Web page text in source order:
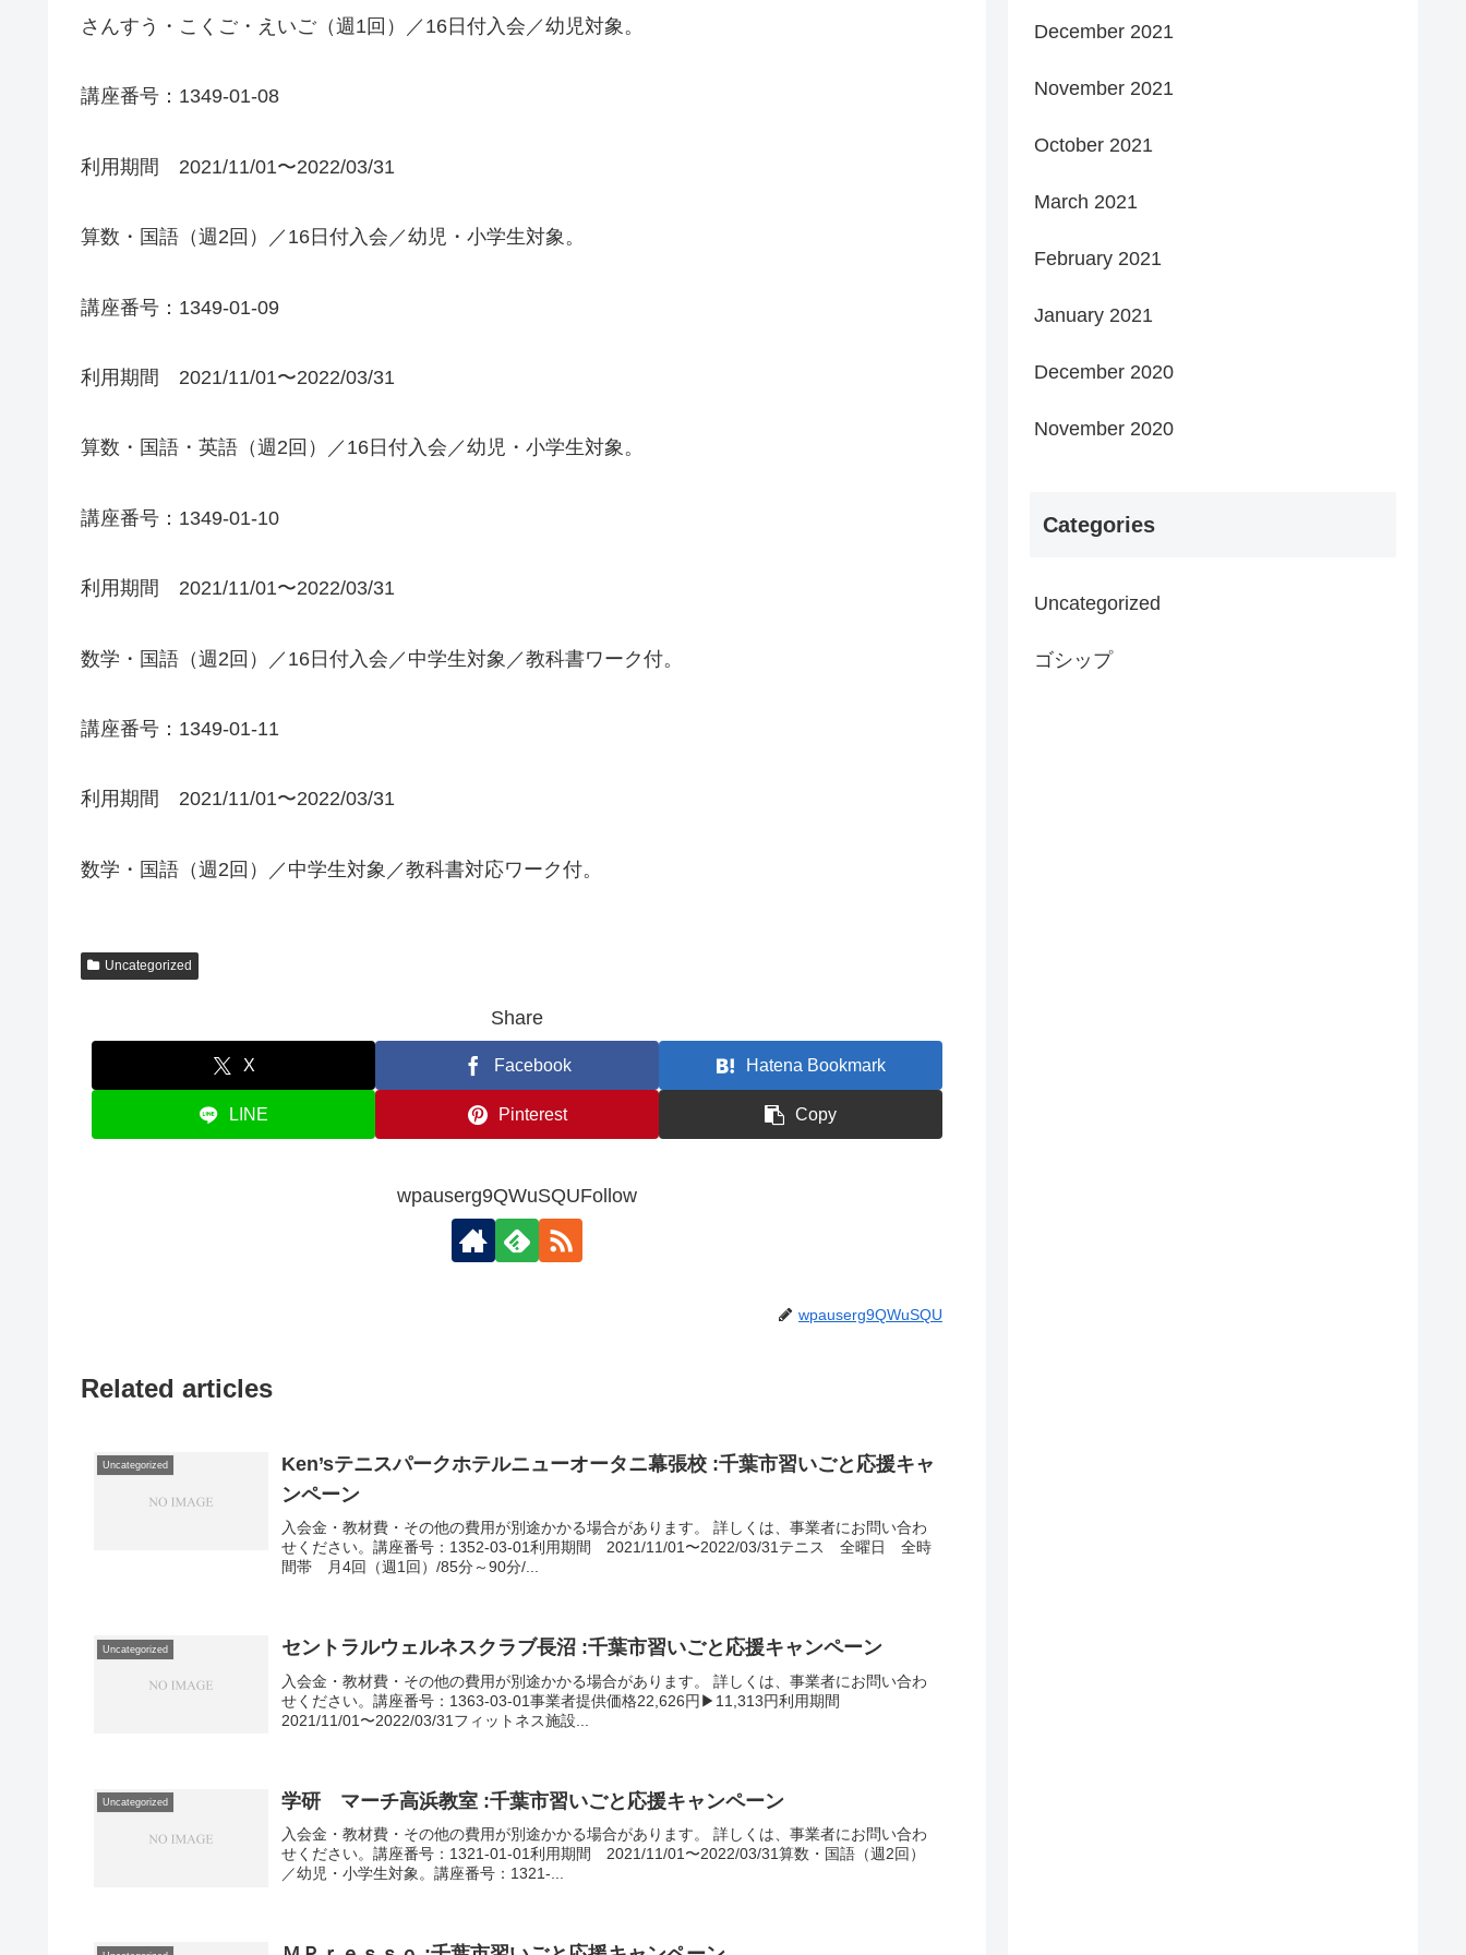
さんすう・こくご・えいご（週1回）／16日付入会／幼児対象。
講座番号：1349-01-08
利用期間 2021/11/01〜2022/03/31
算数・国語（週2回）／16日付入会／幼児・小学生対象。
講座番号：1349-01-09
利用期間 2021/11/01〜2022/03/31
算数・国語・英語（週2回）／16日付入会／幼児・小学生対象。
講座番号：1349-01-10
利用期間 2021/11/01〜2022/03/31
数学・国語（週2回）／16日付入会／中学生対象／教科書ワーク付。
講座番号：1349-01-11
利用期間 2021/11/01〜2022/03/31
数学・国語（週2回）／中学生対象／教科書対応ワーク付。
Uncategorized
Share
X Facebook Hatena Bookmark
LINE Pinterest Copy
wpauserg9QWuSQUFollow
wpauserg9QWuSQU
Related articles
Uncategorized
Ken’sテニスパークホテルニューオータニ幕張校 :千葉市習いごと応援キャ
ンペーン
入会金・教材費・その他の費用が別途かかる場合があります。 詳しくは、事業者にお問い合わ
せください。講座番号：1352-03-01利用期間 2021/11/01〜2022/03/31テニス 全曜日 全時
間帯 月4回（週1回）/85分～90分/...
Uncategorized セントラルウェルネスクラブ長沼 :千葉市習いごと応援キャンペーン
入会金・教材費・その他の費用が別途かかる場合があります。 詳しくは、事業者にお問い合わ
せください。講座番号：1363-03-01事業者提供価格22,626円▶11,313円利用期間
2021/11/01〜2022/03/31フィットネス施設...
Uncategorized 学研 マーチ高浜教室 :千葉市習いごと応援キャンペーン
入会金・教材費・その他の費用が別途かかる場合があります。 詳しくは、事業者にお問い合わ
せください。講座番号：1321-01-01利用期間 2021/11/01〜2022/03/31算数・国語（週2回）
／幼児・小学生対象。講座番号：1321-...
December 2021
November 2021
October 2021
March 2021
February 2021
January 2021
December 2020
November 2020
Categories
Uncategorized
ゴシップ